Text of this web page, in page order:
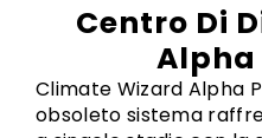
Centro Di
Alpha
Climate Wizard Alpha
obsoleto sistema